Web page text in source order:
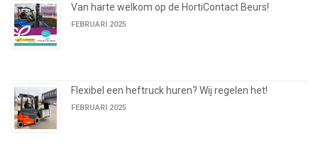
Van harte welkom op de HortiContact Beurs!
FEBRUARI 2025
Flexibel een heftruck huren? Wij regelen het!
FEBRUARI 2025